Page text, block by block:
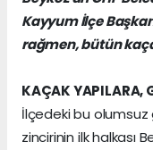
Kayyum İlçe
rağmen, bütün
KAÇAK YAPILARA,
İlçedeki bu
zincirinin ilk halkası